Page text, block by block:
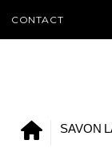
CONTACT
SAVON